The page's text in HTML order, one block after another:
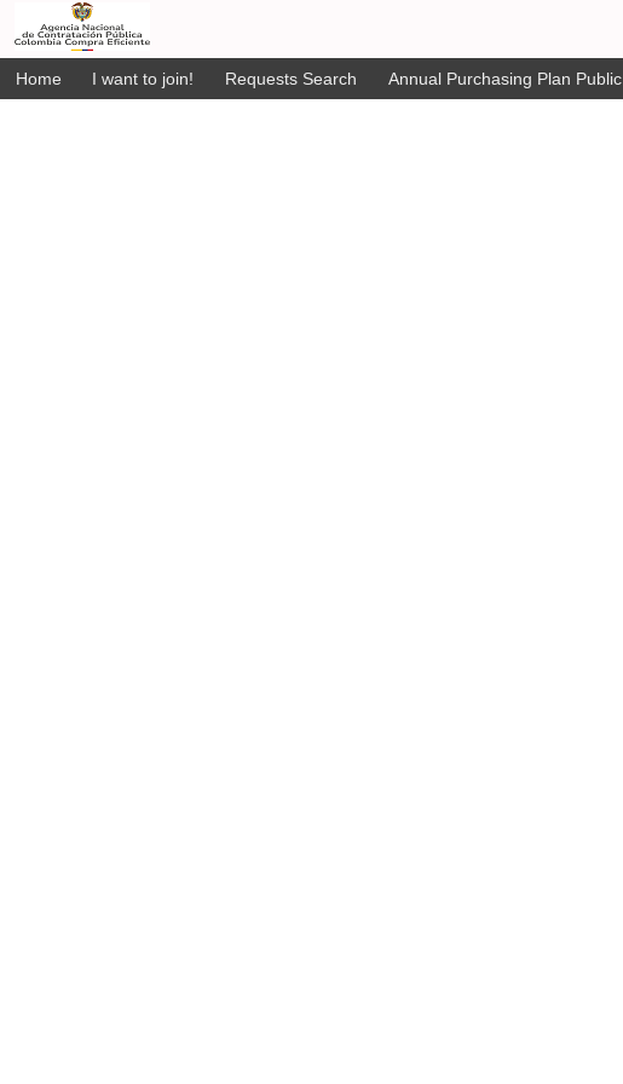
Home I want to join! Requests Search Annual Purchasing Plan Public